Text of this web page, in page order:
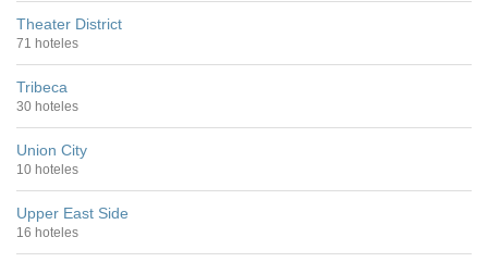
Theater District
71 hoteles
Tribeca
30 hoteles
Union City
10 hoteles
Upper East Side
16 hoteles